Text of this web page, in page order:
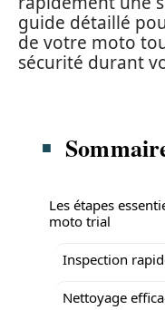
guide détaillé
de votre moto
sécurité durant
Les étapes
moto trial
Inspection
Nettoyage